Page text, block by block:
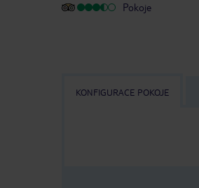
Pokoje
KONFIGURACE POKOJE